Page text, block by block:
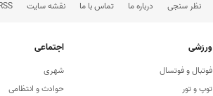
نظر سنجی درباره ما تماس با ما نقشه سایت
ورزشی
فوتبال و فوتسال
توپ و تور
اجتماعی
شهری
حوادث و انتظامی